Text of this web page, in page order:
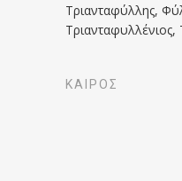
Τριανταφύλλης,
Τριανταφυλλένιος,
ΚΑΙΡΟΣ